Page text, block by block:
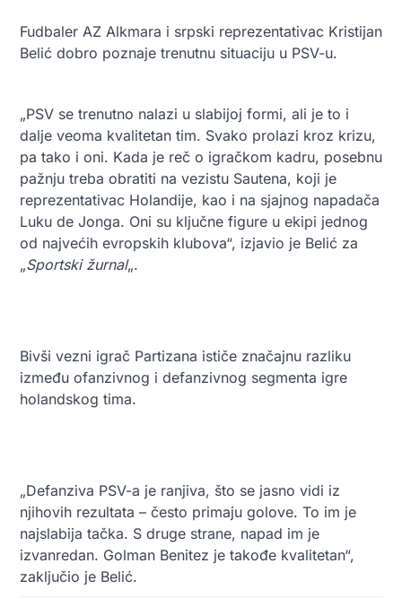
Fudbaler AZ Alkmara i srpski reprezentativac Kristijan
Belić dobro poznaje trenutnu situaciju u PSV-u.
„PSV se trenutno nalazi u slabijoj formi, ali je to i
dalje veoma kvalitetan tim. Svako prolazi kroz krizu,
pa tako i oni. Kada je reč o igračkom kadru, posebnu
pažnju treba obratiti na vezistu Sautena, koji je
reprezentativac Holandije, kao i na sjajnog napadača
Luku de Jonga. Oni su ključne figure u ekipi jednog
od najvećih evropskih klubova“, izjavio je Belić za
„Sportski žurnal„.
Bivši vezni igrač Partizana ističe značajnu razliku
između ofanzivnog i defanzivnog segmenta igre
holandskog tima.
„Defanziva PSV-a je ranjiva, što se jasno vidi iz
njihovih rezultata – često primaju golove. To im je
najslabija tačka. S druge strane, napad im je
izvanredan. Golman Benitez je takođe kvalitetan“,
zaključio je Belić.